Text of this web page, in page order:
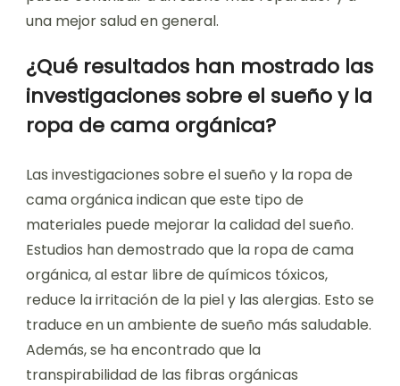
una mejor salud en general.
¿Qué resultados han mostrado las
investigaciones sobre el sueño y la
ropa de cama orgánica?
Las investigaciones sobre el sueño y la ropa de
cama orgánica indican que este tipo de
materiales puede mejorar la calidad del sueño.
Estudios han demostrado que la ropa de cama
orgánica, al estar libre de químicos tóxicos,
reduce la irritación de la piel y las alergias. Esto se
traduce en un ambiente de sueño más saludable.
Además, se ha encontrado que la
transpirabilidad de las fibras orgánicas